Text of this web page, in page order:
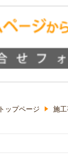
トップページ 施工